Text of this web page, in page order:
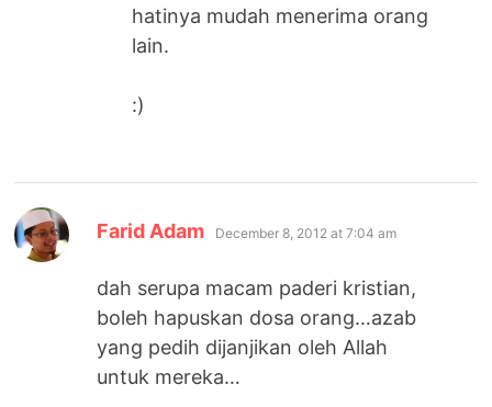
hatinya mudah menerima orang
lain.
:)
Farid Adam says:
December 8, 2012 at 7:04 am
dah serupa macam paderi kristian,
boleh hapuskan dosa orang…azab
yang pedih dijanjikan oleh Allah
untuk mereka…